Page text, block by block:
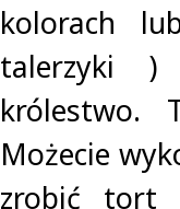
kolorach
talerzyki )
królestwo.
Możecie
zrobić tort